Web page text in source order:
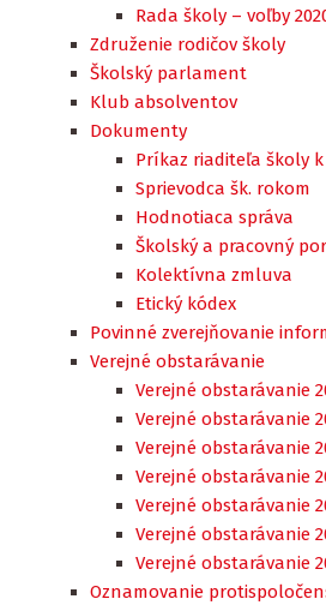
Rada školy – voľby
Združenie rodičov školy
Školský parlament
Klub absolventov
Dokumenty
Príkaz riaditeľa školy
Sprievodca šk. rokom
Hodnotiaca správa
Školský a pracovný
Kolektívna zmluva
Etický kódex
Povinné zverejňovanie
Verejné obstarávanie
Verejné obstarávanie
Verejné obstarávanie
Verejné obstarávanie
Verejné obstarávanie
Verejné obstarávanie
Verejné obstarávanie
Verejné obstarávanie
Oznamovanie